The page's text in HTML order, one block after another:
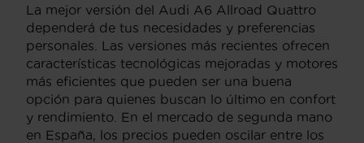
La mejor versión del Audi A6 Allroad Quattro
dependerá de tus necesidades y preferencias
personales. Las versiones más recientes ofrecen
características tecnológicas mejoradas y motores
más eficientes que pueden ser una buena
opción para quienes buscan lo último en confort
y rendimiento. En el mercado de segunda mano
en España, los precios pueden oscilar entre los